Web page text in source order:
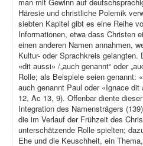
Häresie und christliche Polemik
siebten Kapitel gibt es eine Reihe
Informationen, etwa dass Christen
einen anderen Namen annahmen,
Kultur- oder Sprachkreis gelangten.
«dit aussi» /„auch genannt“ oder
Rolle; als Beispiele seien genannt:
auch genannt Paul oder «Ignace
12, Ac 13, 9). Offenbar diente
Integration des Namensträgers
die im Verlauf der Frühzeit des
unterschätzende Rolle spielten;
Ehe und die Keuschheit, ein